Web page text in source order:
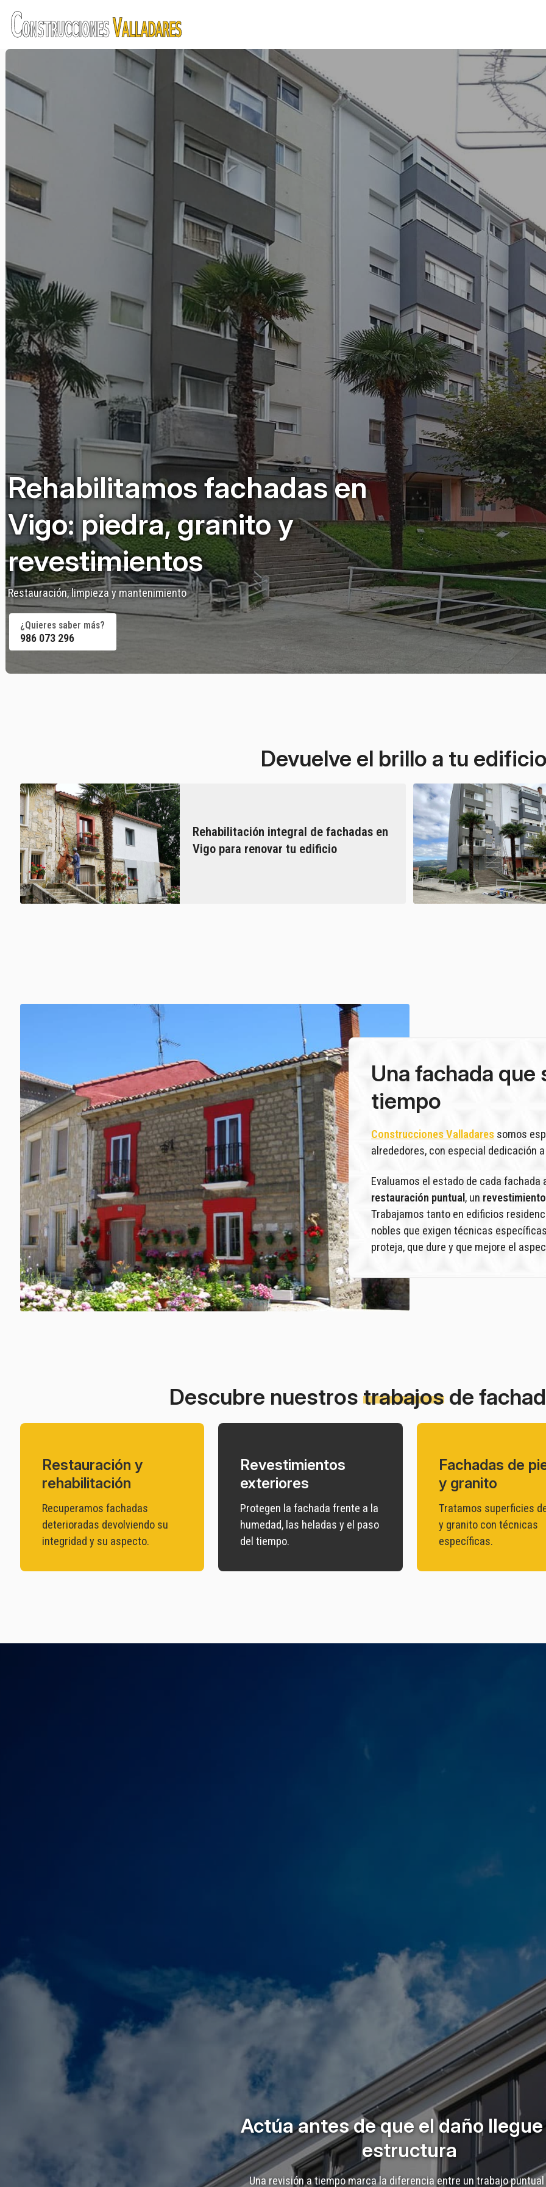
Rehabilitamos fachadas en
Vigo: piedra, granito y
revestimientos
Restauración, limpieza y mantenimiento
¿Quieres saber más?
986 073 296
Devuelve el brillo a tu
Rehabilitación integral de fachadas en
Vigo para renovar tu edificio
Una fachada
tiempo
Construcciones Valladares somos
alrededores, con especial dedicación
Evaluamos el estado de cada
restauración puntual, un
Trabajamos tanto en edificios
nobles que exigen técnicas
proteja, que dure y que mejore el
Descubre nuestros trabajos de
Restauración y
rehabilitación
Recuperamos fachadas
deterioradas devolviendo su
integridad y su aspecto.
Revestimientos
exteriores
Protegen la fachada frente a la
humedad, las heladas y el paso
del tiempo.
Fachadas de
y granito
Tratamos superficies
y granito con técnicas
específicas.
Actúa antes de que el daño llegue
estructura
Una revisión a tiempo marca la diferencia entre un trabajo puntual